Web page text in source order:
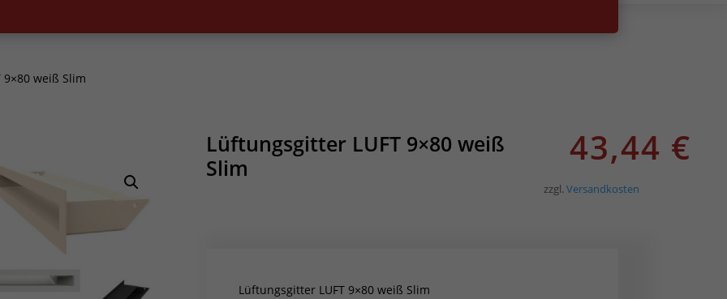
weiß Slim
Lüftungsgitter LUFT 9×80 weiß
Slim
43,44 €
zzgl. Versandkosten
Lüftungsgitter LUFT 9×80 weiß Slim